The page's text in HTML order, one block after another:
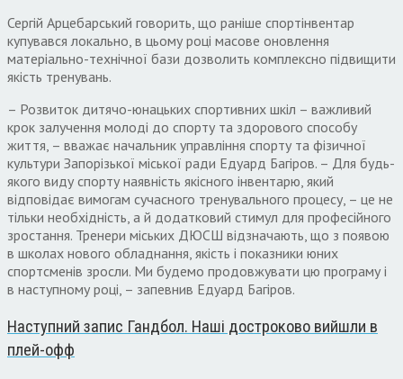
Сергій Арцебарський говорить, що раніше спортінвентар
купувався локально, в цьому році масове оновлення
матеріально-технічної бази дозволить комплексно підвищити
якість тренувань.
– Розвиток дитячо-юнацьких спортивних шкіл – важливий
крок залучення молоді до спорту та здорового способу
життя, – вважає начальник управління спорту та фізичної
культури Запорізької міської ради Едуард Багіров. – Для будь-
якого виду спорту наявність якісного інвентарю, який
відповідає вимогам сучасного тренувального процесу, – це не
тільки необхідність, а й додатковий стимул для професійного
зростання. Тренери міських ДЮСШ відзначають, що з появою
в школах нового обладнання, якість і показники юних
спортсменів зросли. Ми будемо продовжувати цю програму і
в наступному році, – запевнив Едуард Багіров.
Наступний запис Гандбол. Наші достроково вийшли в
плей-офф